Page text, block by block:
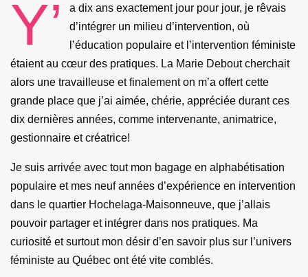
Y’
a dix ans exactement jour pour jour, je rêvais
d’intégrer un milieu d’intervention, où
l’éducation populaire et l’intervention féministe
étaient au cœur des pratiques. La Marie Debout cherchait
alors une travailleuse et finalement on m’a offert cette
grande place que j’ai aimée, chérie, appréciée durant ces
dix dernières années, comme intervenante, animatrice,
gestionnaire et créatrice!
Je suis arrivée avec tout mon bagage en alphabétisation
populaire et mes neuf années d’expérience en intervention
dans le quartier Hochelaga-Maisonneuve, que j’allais
pouvoir partager et intégrer dans nos pratiques. Ma
curiosité et surtout mon désir d’en savoir plus sur l’univers
féministe au Québec ont été vite comblés.